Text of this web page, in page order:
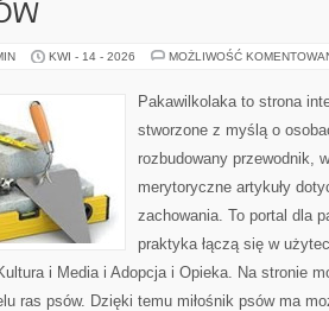
KWI - 14 - 2026 MOŻLIWOŚĆ
Pakawilkolaka to strona
stworzone z myślą o
rozbudowany przewodnik,
merytoryczne artykuły
zachowania. To portal dla
praktyka łączą się w
i Media i Adopcja i Opieka. Na stronie
ras psów. Dzięki temu miłośnik psów ma